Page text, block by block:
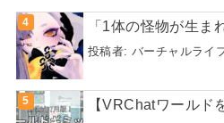
「1体の怪物が生
投稿者: バーチャルライ
【VRChatワールド